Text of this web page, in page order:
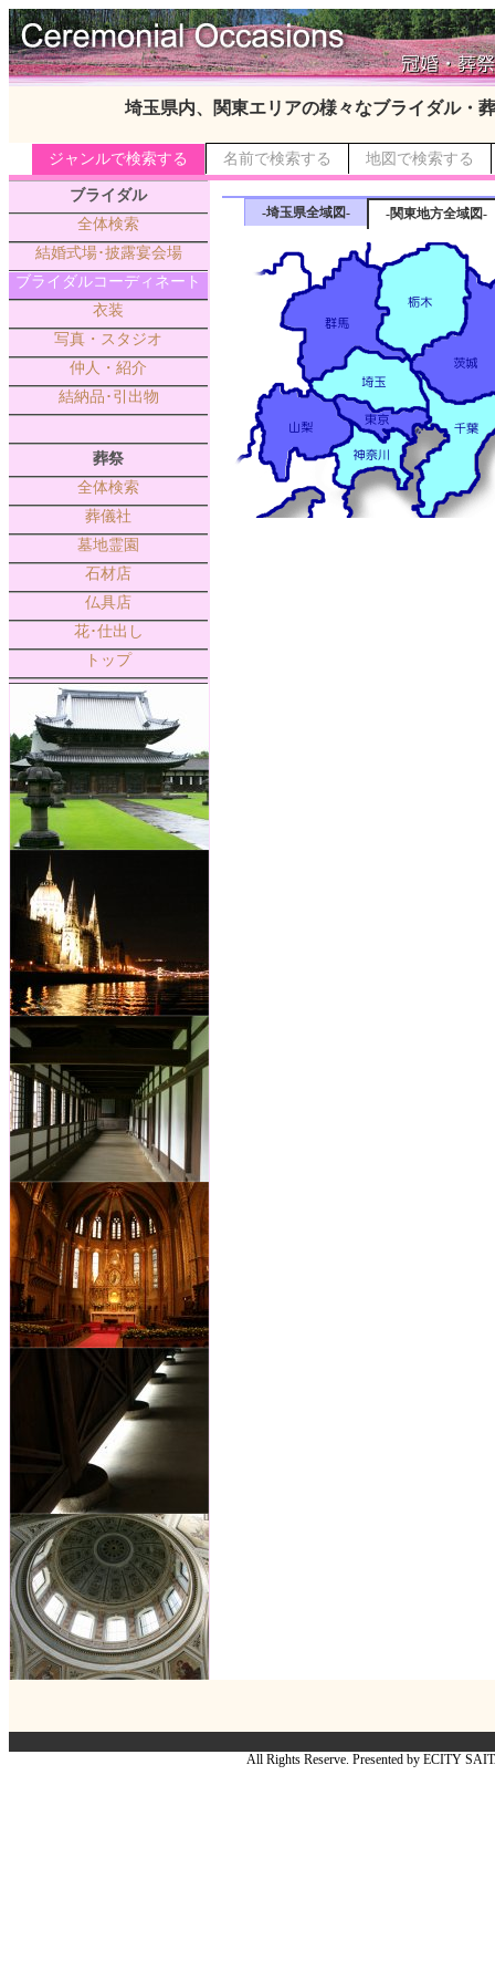
埼玉県内、関東エリアの様々なブライダル・
ジャンルで検索する 名前で検索する 地図で検索する
ブライダル
全体検索
結婚式場･披露宴会場
ブライダルコーディネート
衣装
写真・スタジオ
仲人・紹介
結納品･引出物
葬祭
全体検索
葬儀社
墓地霊園
石材店
仏具店
花･仕出し
トップ
-埼玉県全域図- -関東地方全域図-
All Rights Reserve. Presented by ECITY